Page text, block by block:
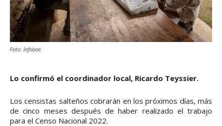
Foto: Infobae.
Lo confirmó el coordinador local, Ricardo Teyssier.
Los censistas salteños cobrarán en los próximos días, más
de cinco meses después de haber realizado el trabajo
para el Censo Nacional 2022.